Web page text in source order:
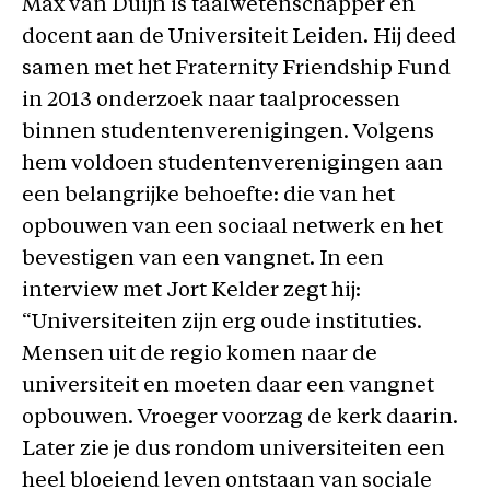
Max van Duijn is taalwetenschapper en
docent aan de Universiteit Leiden. Hij deed
samen met het Fraternity Friendship Fund
in 2013 onderzoek naar taalprocessen
binnen studentenverenigingen. Volgens
hem voldoen studentenverenigingen aan
een belangrijke behoefte: die van het
opbouwen van een sociaal netwerk en het
bevestigen van een vangnet. In een
interview met Jort Kelder zegt hij:
“Universiteiten zijn erg oude instituties.
Mensen uit de regio komen naar de
universiteit en moeten daar een vangnet
opbouwen. Vroeger voorzag de kerk daarin.
Later zie je dus rondom universiteiten een
heel bloeiend leven ontstaan van sociale